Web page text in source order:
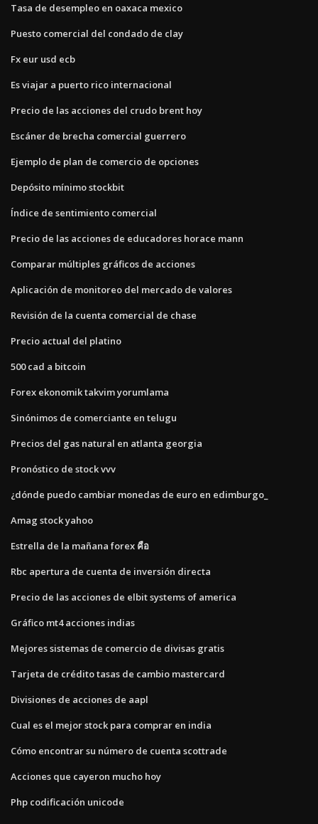
Tasa de desempleo en oaxaca mexico
Puesto comercial del condado de clay
Fx eur usd ecb
Es viajar a puerto rico internacional
Precio de las acciones del crudo brent hoy
Escáner de brecha comercial guerrero
Ejemplo de plan de comercio de opciones
Depósito mínimo stockbit
Índice de sentimiento comercial
Precio de las acciones de educadores horace mann
Comparar múltiples gráficos de acciones
Aplicación de monitoreo del mercado de valores
Revisión de la cuenta comercial de chase
Precio actual del platino
500 cad a bitcoin
Forex ekonomik takvim yorumlama
Sinónimos de comerciante en telugu
Precios del gas natural en atlanta georgia
Pronóstico de stock vvv
¿dónde puedo cambiar monedas de euro en edimburgo_
Amag stock yahoo
Estrella de la mañana forex คือ
Rbc apertura de cuenta de inversión directa
Precio de las acciones de elbit systems of america
Gráfico mt4 acciones indias
Mejores sistemas de comercio de divisas gratis
Tarjeta de crédito tasas de cambio mastercard
Divisiones de acciones de aapl
Cual es el mejor stock para comprar en india
Cómo encontrar su número de cuenta scottrade
Acciones que cayeron mucho hoy
Php codificación unicode